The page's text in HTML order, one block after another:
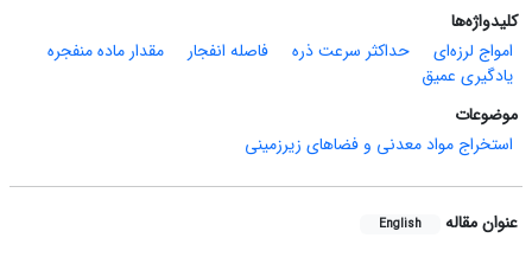
کلیدواژه‌ها
امواج لرزه‌ای
حداکثر سرعت ذره فاصله انفجار
مقدار ماده منفجره
یادگیری عمیق
موضوعات
استخراج مواد معدنی و فضاهای زیرزمینی
عنوان مقاله English